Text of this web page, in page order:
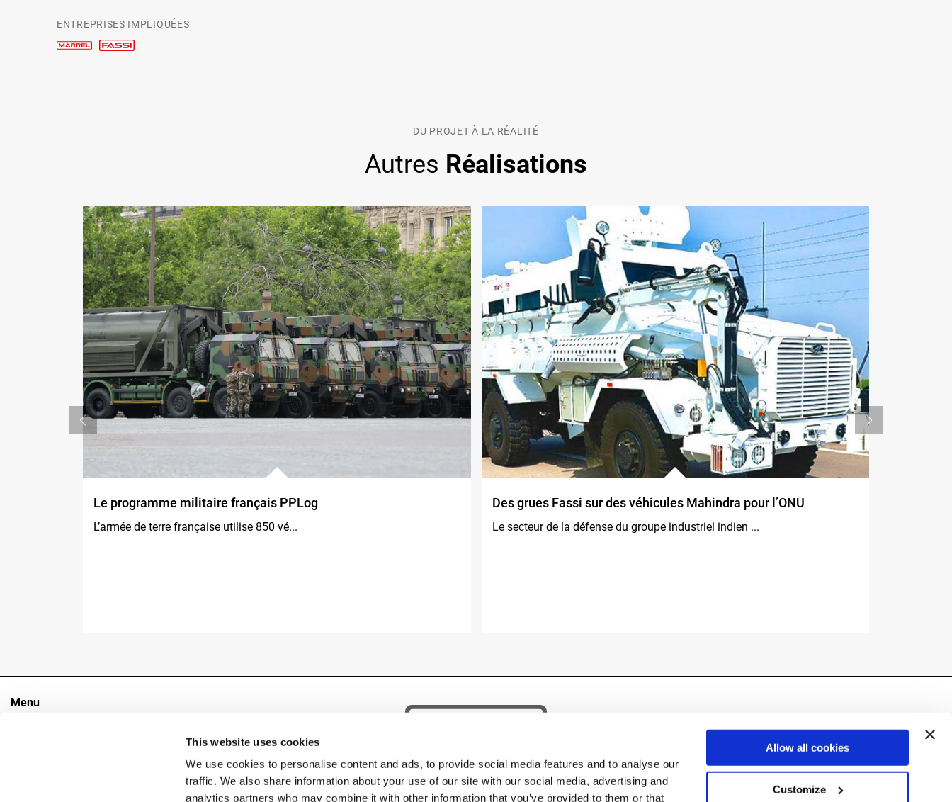
This website uses cookies
We use cookies to personalise content and ads, to provide social media features and to analyse our
traffic. We also share information about your use of our site with our social media, advertising and
analytics partners who may combine it with other information that you’ve provided to them or that
Allow all cookies
Customize
ENTREPRISES IMPLIQUÉES
DU PROJET À LA RÉALITÉ
Autres Réalisations
Le programme militaire français PPLog
L’armée de terre française utilise 850 vé...
Des grues Fassi sur des véhicules Mahindra pour l’ONU
Le secteur de la défense du groupe industriel indien ...
Menu